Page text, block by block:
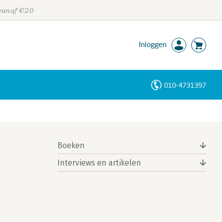
€20
Inloggen
010-4731397
Boeken
Interviews en artikelen
Personen